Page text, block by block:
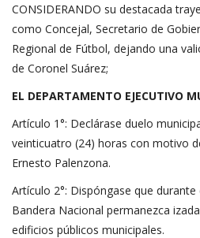
CONSIDERANDO su destacada
como Concejal, Secretario de
Regional de Fútbol, dejando una
de Coronel Suárez;
EL DEPARTAMENTO EJECUTIVO
Artículo 1°: Declárase duelo
veinticuatro (24) horas con motivo
Ernesto Palenzona.
Artículo 2°: Dispóngase que
Bandera Nacional permanezca
edificios públicos municipales.